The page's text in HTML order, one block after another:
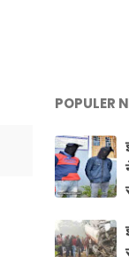
POPULER